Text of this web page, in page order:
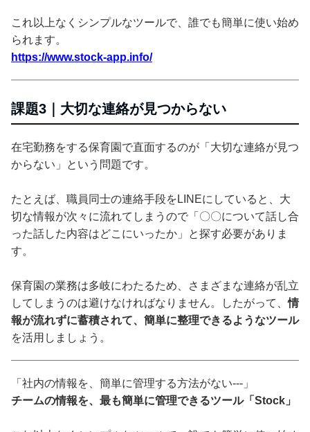
これ以上なくシンプルなツールで、誰でも簡単に使い始め
られます。
https://www.stock-app.info/
課題3｜大切な連絡が見つからない
在宅勤務をする保育園で直面するのが「大切な連絡が見つ
からない」という問題です。
たとえば、職員同士の連絡手段をLINEにしていると、大
切な情報が次々に流れてしまうので「〇〇について話し合
った話した内容はどこにいったか」と探す必要がありま
す。
保育園の業務は多岐にわたるため、さまざまな連絡が乱立
してしまうのは避けなければなりません。したがって、情
報が流れずに蓄積されて、簡単に整理できるようなツール
を活用しましょう。
「社内の情報を、簡単に管理する方法がない---」
チームの情報を、最も簡単に管理できるツール「Stock」